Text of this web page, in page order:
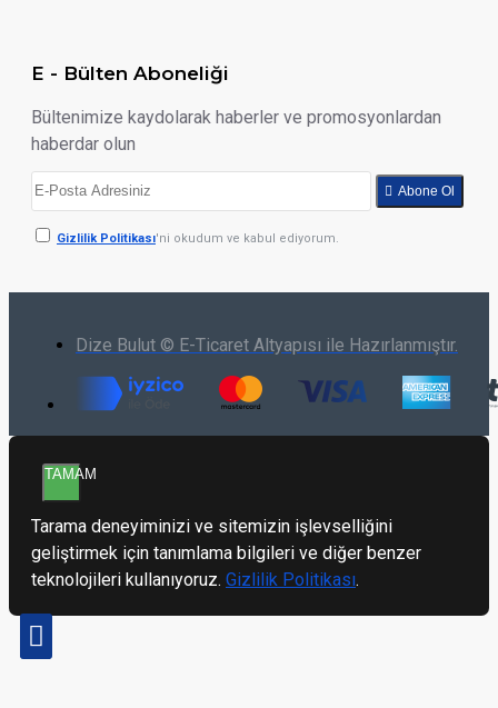
E - Bülten Aboneliği
Bültenimize kaydolarak haberler ve promosyonlardan
haberdar olun
Abone Ol
Gizlilik Politikası'ni okudum ve kabul ediyorum.
Dize Bulut © E-Ticaret Altyapısı ile Hazırlanmıştır.
TAMAM
Tarama deneyiminizi ve sitemizin işlevselliğini
geliştirmek için tanımlama bilgileri ve diğer benzer
teknolojileri kullanıyoruz. Gizlilik Politikası.